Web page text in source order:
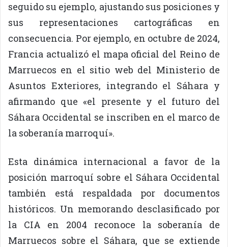
seguido su ejemplo, ajustando sus posiciones y
sus representaciones cartográficas en
consecuencia. Por ejemplo, en octubre de 2024,
Francia actualizó el mapa oficial del Reino de
Marruecos en el sitio web del Ministerio de
Asuntos Exteriores, integrando el Sáhara y
afirmando que «el presente y el futuro del
Sáhara Occidental se inscriben en el marco de
la soberanía marroquí».
Esta dinámica internacional a favor de la
posición marroquí sobre el Sáhara Occidental
también está respaldada por documentos
históricos. Un memorando desclasificado por
la CIA en 2004 reconoce la soberanía de
Marruecos sobre el Sáhara, que se extiende